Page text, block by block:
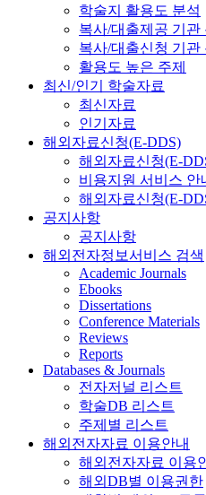
학술지 활용도 분석
복사/대출제공 기관
복사/대출신청 기관
활용도 높은 주제
최신/인기 학술자료
최신자료
인기자료
해외자료신청(E-DDS)
해외자료신청(E-
비용지원 서비스 안
해외자료신청(E-
공지사항
공지사항
해외전자정보서비스 검색
Academic Journals
Ebooks
Dissertations
Conference Materials
Reviews
Reports
Databases & Journals
전자저널 리스트
학술DB 리스트
주제별 리스트
해외전자자료 이용안내
해외전자자료 이용
해외DB별 이용권한